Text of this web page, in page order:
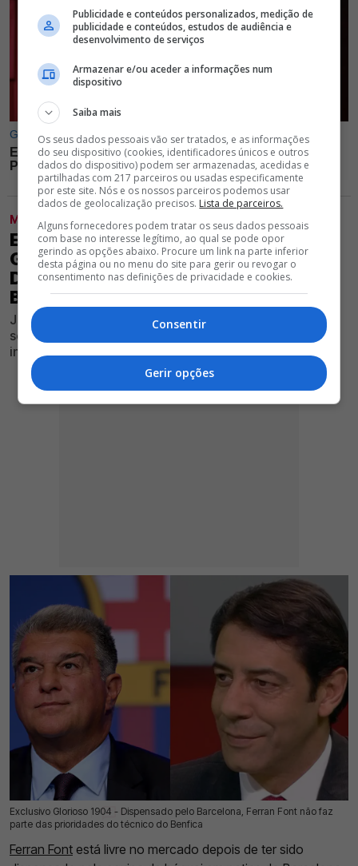
MODALIDADES
EXCLUSIVO GLORIOSO 1904 -
GOLEADOR DO BARCELONA FOI
DISPENSADO E ESTÁ LIVRE, MAS
BENFICA NÃO O QUER
Jogador foi associado ao Clube encarnado nas redes
sociais, porém Edu Castro não pretende avançar pelo
internacional espanhol
Exclusivo Glorioso 1904 - Dispensado pelo Barcelona, Ferran Font não faz
parte das prioridades do técnico do Benfica
05 Jul 2026 | 03:00 | 0
Ferran Font está livre no mercado depois de ter sido
Publicidade e conteúdos personalizados, medição de
publicidade e conteúdos, estudos de audiência e
desenvolvimento de serviços
Armazenar e/ou aceder a informações num
dispositivo
Saiba mais
Os seus dados pessoais vão ser tratados, e as informações
do seu dispositivo (cookies, identificadores únicos e outros
dados do dispositivo) podem ser armazenadas, acedidas e
partilhadas com 217 parceiros ou usadas especificamente
por este site. Nós e os nossos parceiros podemos usar
dados de geolocalização precisos. Lista de parceiros.
Alguns fornecedores podem tratar os seus dados pessoais
com base no interesse legítimo, ao qual se pode opor
gerindo as opções abaixo. Procure um link na parte inferior
desta página ou no menu do site para gerir ou revogar o
consentimento nas definições de privacidade e cookies.
Consentir
Gerir opções